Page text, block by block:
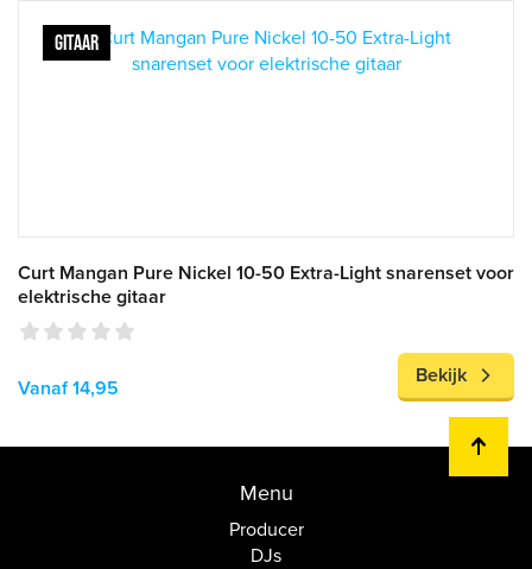
GITAAR
Curt Mangan Pure Nickel 10-50 Extra-Light snarenset voor
elektrische gitaar
Vanaf 14,95
Bekijk
Menu
Producer
DJs